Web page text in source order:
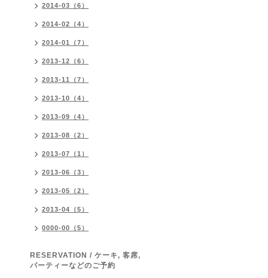
2014-03（6）
2014-02（4）
2014-01（7）
2013-12（6）
2013-11（7）
2013-10（4）
2013-09（4）
2013-08（2）
2013-07（1）
2013-06（3）
2013-05（2）
2013-04（5）
0000-00（5）
RESERVATION / ケーキ, 客席,
パーティーなどのご予約